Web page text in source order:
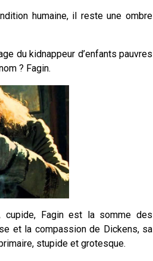
humaine, il reste une ombre
du kidnappeur d’enfants pauvres
? Fagin.
cupide, Fagin est la somme des
et la compassion de Dickens, sa
stupide et grotesque.